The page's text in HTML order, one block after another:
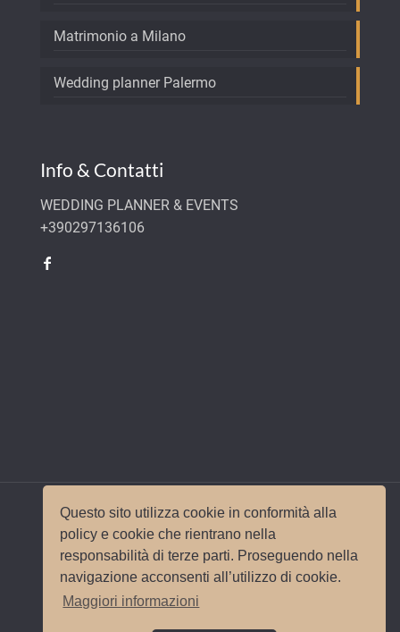
Questo sito utilizza cookie in conformità alla
policy e cookie che rientrano nella
responsabilità di terze parti. Proseguendo nella
navigazione acconsenti all’utilizzo di cookie.
Maggiori informazioni
Matrimonio a Milano
Wedding planner Palermo
Info & Contatti
WEDDING PLANNER & EVENTS
+390297136106
© 2017 Wedding Planner Milano Italy |Mappa del
sito|Privacy e Cookie PolicySito e
posizionamento realizzato dall'